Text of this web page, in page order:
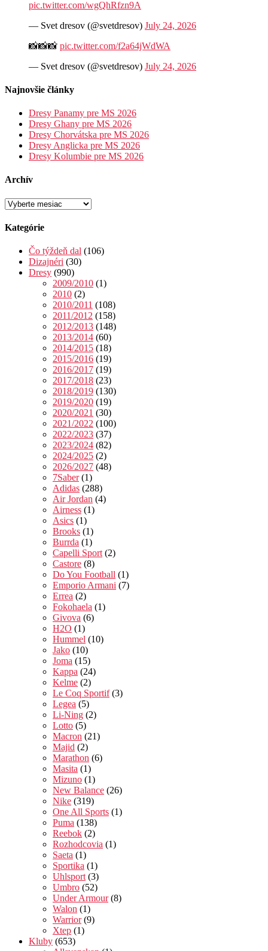
pic.twitter.com/wgQhRfzn9A
— Svet dresov (@svetdresov) July 24, 2026
📸📸📸 pic.twitter.com/f2a64jWdWA
— Svet dresov (@svetdresov) July 24, 2026
Najnovšie články
Dresy Panamy pre MS 2026
Dresy Ghany pre MS 2026
Dresy Chorvátska pre MS 2026
Dresy Anglicka pre MS 2026
Dresy Kolumbie pre MS 2026
Archív
Archív
Kategórie
Čo týždeň dal (106)
Dizajnéri (30)
Dresy (990)
2009/2010 (1)
2010 (2)
2010/2011 (108)
2011/2012 (158)
2012/2013 (148)
2013/2014 (60)
2014/2015 (18)
2015/2016 (19)
2016/2017 (19)
2017/2018 (23)
2018/2019 (130)
2019/2020 (19)
2020/2021 (30)
2021/2022 (100)
2022/2023 (37)
2023/2024 (82)
2024/2025 (2)
2026/2027 (48)
7Saber(1)
Adidas (288)
Air Jordan (4)
Airness (1)
Asics (1)
Brooks (1)
Burrda (1)
Capelli Sport (2)
Castore (8)
Do You Football (1)
Emporio Armani (7)
Errea (2)
Fokohaela (1)
Givova (6)
H2O (1)
Hummel (10)
Jako (10)
Joma (15)
Kappa (24)
Kelme (2)
Le Coq Sportif(3)
Legea (5)
Li-Ning (2)
Lotto (5)
Macron (21)
Majid (2)
Marathon (6)
Masita (1)
Mizuno (1)
New Balance (26)
Nike (319)
One All Sports (1)
Puma (138)
Reebok (2)
Rozhodcovia (1)
Saeta (1)
Sportika (1)
Uhlsport (3)
Umbro (52)
Under Armour(8)
Walon (1)
Warrior(9)
Xtep (1)
Kluby (653)